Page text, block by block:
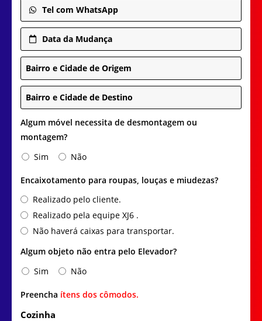
Tel com WhatsApp
Data da Mudança
Bairro e Cidade de Origem
Bairro e Cidade de Destino
Algum móvel necessita de desmontagem ou
montagem?
Sim
Não
Encaixotamento para roupas, louças e miudezas?
Realizado pelo cliente.
Realizado pela equipe XJ6 .
Não haverá caixas para transportar.
Algum objeto não entra pelo Elevador?
Sim
Não
Preencha ítens dos cômodos.
Cozinha